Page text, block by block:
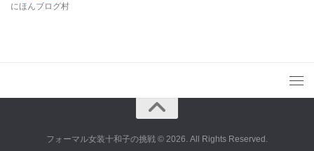
にほんブログ村
フォーマル女装十和子の挑戦 © 2026. All Rights Reserved.